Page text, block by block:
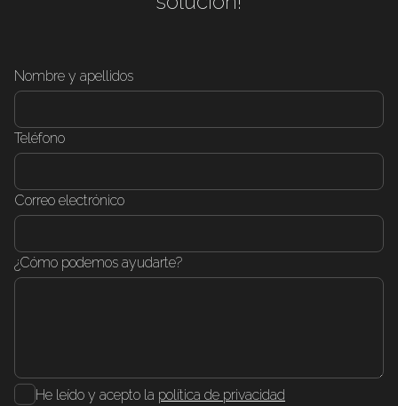
Nombre y apellidos
Teléfono
Correo electrónico
¿Cómo podemos ayudarte?
He leído y acepto la política de privacidad